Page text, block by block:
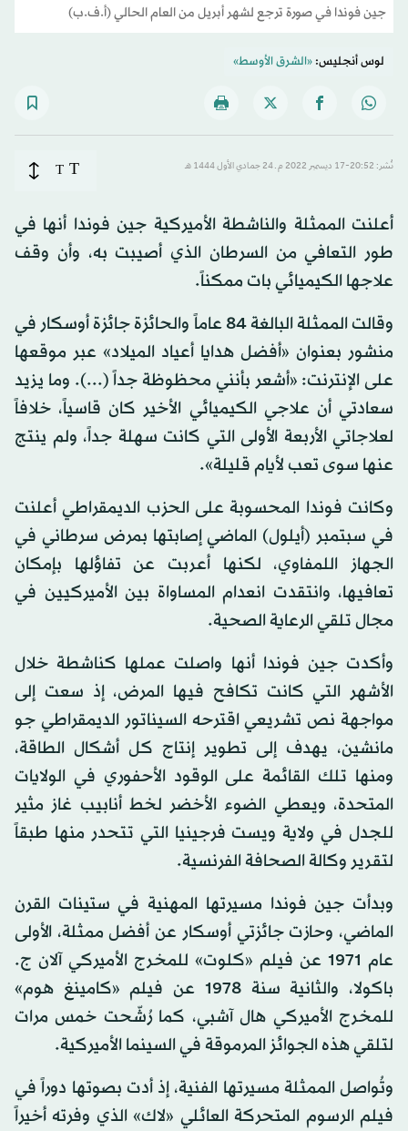
جين فوندا في صورة ترجع لشهر أبريل من العام الحالي (أ.ف.ب)
لوس أنجليس:«الشرق الأوسط»
نُشر: 20:52-17 ديسمبر 2022 م ـ 24 جمادي الأول 1444 هـ T
T
أعلنت الممثلة والناشطة الأميركية جين فوندا أنها في
طور التعافي من السرطان الذي أصيبت به، وأن وقف
علاجها الكيميائي بات ممكناً.
وقالت الممثلة البالغة 84 عاماً والحائزة جائزة أوسكار في
منشور بعنوان «أفضل هدايا أعياد الميلاد» عبر موقعها
على الإنترنت: «أشعر بأنني محظوظة جداً (...). وما يزيد
سعادتي أن علاجي الكيميائي الأخير كان قاسياً، خلافاً
لعلاجاتي الأربعة الأولى التي كانت سهلة جداً، ولم ينتج
عنها سوى تعب لأيام قليلة».
وكانت فوندا المحسوبة على الحزب الديمقراطي أعلنت
في سبتمبر (أيلول) الماضي إصابتها بمرض سرطاني في
الجهاز اللمفاوي، لكنها أعربت عن تفاؤلها بإمكان
تعافيها، وانتقدت انعدام المساواة بين الأميركيين في
مجال تلقي الرعاية الصحية.
وأكدت جين فوندا أنها واصلت عملها كناشطة خلال
الأشهر التي كانت تكافح فيها المرض، إذ سعت إلى
مواجهة نص تشريعي اقترحه السيناتور الديمقراطي جو
مانشين، يهدف إلى تطوير إنتاج كل أشكال الطاقة،
ومنها تلك القائمة على الوقود الأحفوري في الولايات
المتحدة، ويعطي الضوء الأخضر لخط أنابيب غاز مثير
للجدل في ولاية ويست فرجينيا التي تتحدر منها طبقاً
لتقرير وكالة الصحافة الفرنسية.
وبدأت جين فوندا مسيرتها المهنية في ستينات القرن
الماضي، وحازت جائزتي أوسكار عن أفضل ممثلة، الأولى
عام 1971 عن فيلم «كلوت» للمخرج الأميركي آلان ج.
باكولا، والثانية سنة 1978 عن فيلم «كامينغ هوم»
للمخرج الأميركي هال آشبي، كما رُشّحت خمس مرات
لتلقي هذه الجوائز المرموقة في السينما الأميركية.
وتُواصل الممثلة مسيرتها الفنية، إذ أدت بصوتها دوراً في
فيلم الرسوم المتحركة العائلي «لاك» الذي وفرته أخيراً